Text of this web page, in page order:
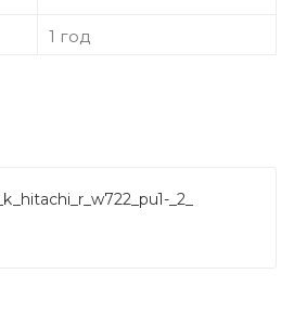
1 год
_2_